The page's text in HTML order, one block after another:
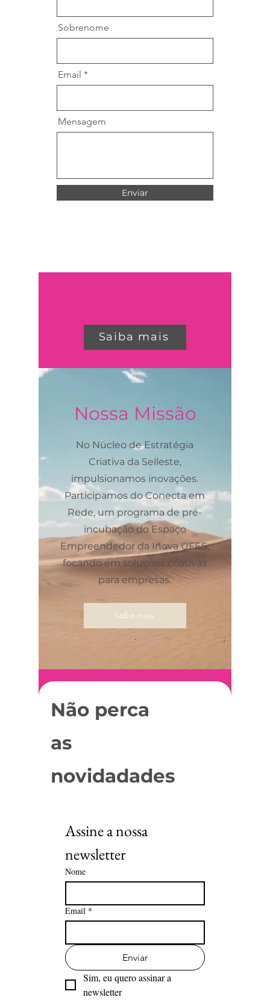
Sobrenome
Email
Mensagem
Enviar
Saiba mais
Nossa Missão
No Núcleo de Estratégia
Criativa da Selleste,
impulsionamos inovações.
Participamos do Conecta em
Rede, um programa de pré-
incubação do Espaço
Empreendedor da Inova UFES,
focando em soluções criativas
para empresas.
Saiba mais
Não perca
as
novidadades
Assine a nossa
newsletter
Nome
Email *
Enviar
Sim, eu quero assinar a
newsletter